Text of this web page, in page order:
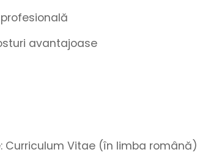
avantajoase
Curriculum Vitae (în limba română)